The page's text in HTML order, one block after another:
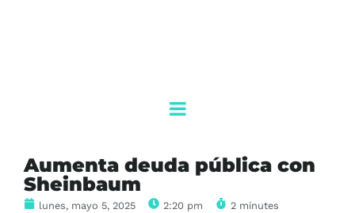
Aumenta deuda pública con
Sheinbaum
lunes, mayo 5, 2025 2:20 pm 2 minutes